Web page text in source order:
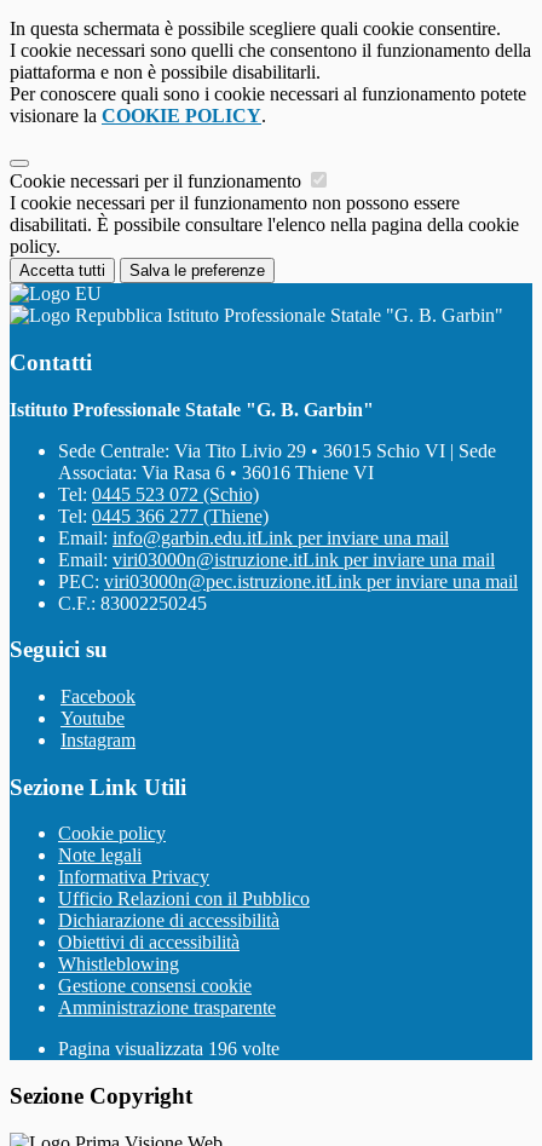
In questa schermata è possibile scegliere quali cookie consentire.
I cookie necessari sono quelli che consentono il funzionamento della
piattaforma e non è possibile disabilitarli.
Per conoscere quali sono i cookie necessari al funzionamento potete
visionare la COOKIE POLICY.
Cookie necessari per il funzionamento
I cookie necessari per il funzionamento non possono essere
disabilitati. È possibile consultare l'elenco nella pagina della cookie
policy.
Accetta tutti Salva le preferenze
Istituto Professionale Statale "G. B. Garbin"
Contatti
Istituto Professionale Statale "G. B. Garbin"
Sede Centrale: Via Tito Livio 29 • 36015 Schio VI | Sede
Associata: Via Rasa 6 • 36016 Thiene VI
Tel: 0445 523 072 (Schio)
Tel: 0445 366 277 (Thiene)
Email: info@garbin.edu.itLink per inviare una mail
Email: viri03000n@istruzione.itLink per inviare una mail
PEC: viri03000n@pec.istruzione.itLink per inviare una mail
C.F.: 83002250245
Seguici su
Facebook
Youtube
Instagram
Sezione Link Utili
Cookie policy
Note legali
Informativa Privacy
Ufficio Relazioni con il Pubblico
Dichiarazione di accessibilità
Obiettivi di accessibilità
Whistleblowing
Gestione consensi cookie
Amministrazione trasparente
Pagina visualizzata 196 volte
Sezione Copyright